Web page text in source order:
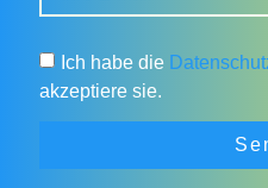
Ich habe die
akzeptiere sie.